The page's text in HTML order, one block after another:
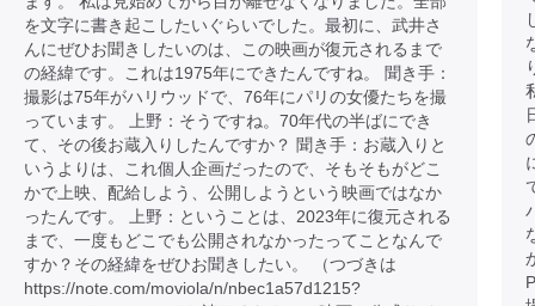
を文字に書き起こしたいぐらいでした。最初に、武井さ
んにぜひお聞きしたいのは、この映画が復元されるまで
の経緯です。これは1975年にできたんですね。 聞き手：
撮影は75年がハリウッドで、76年にパリの女優たちを撮
っています。 上野：そうですね。70年代の半ばにでき
て、その後お蔵入りしたんですか？ 聞き手：お蔵入りと
いうよりは、これ個人企画だったので、そもそもがどこ
かで上映、配給しよう、公開しようという映画ではなか
ったんです。 上野：ということは、2023年に復元される
まで、一度もどこでも公開されなかったってことなんで
すか？その経緯をぜひお聞きしたい。 （つづきは
https://note.com/moviola/n/nbec1a57d1215?